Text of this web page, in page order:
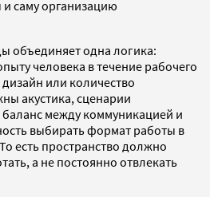
и саму организацию
объединяет одна логика:
человека в течение рабочего
или количество
акустика, сценарии
между коммуникацией и
выбирать формат работы в
есть пространство должно
а не постоянно отвлекать